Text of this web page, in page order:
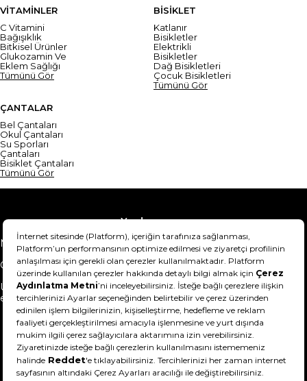
VİTAMİNLER
C Vitamini
Bağışıklık
Bitkisel Ürünler
Glukozamin Ve
Eklem Sağlığı
Tümünü Gör
BİSİKLET
Katlanır
Bisikletler
Elektrikli
Bisikletler
Dağ Bisikletleri
Çocuk Bisikletleri
Tümünü Gör
ÇANTALAR
Bel Çantaları
Okul Çantaları
Su Sporları
Çantaları
Bisiklet Çantaları
Tümünü Gör
Yardım
Mesafeli Satış Sözleşmesi
Teslimat Bilgisi
Gizlilik Sözleşmesi
Şartlar & Koşullar
Ürünümü nasıl iade
edebilirim?
Hakkımızda